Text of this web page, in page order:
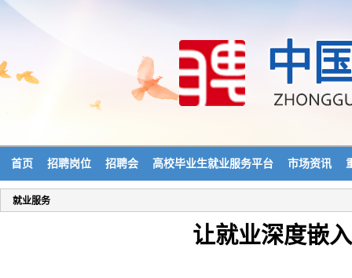
首页 招聘岗位 招聘会 高校毕业生就业服务平台 市场资讯
就业服务
让就业深度嵌